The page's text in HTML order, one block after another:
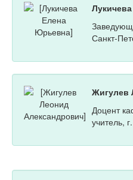
Санкт-
Жигулев
Доцент
учитель,